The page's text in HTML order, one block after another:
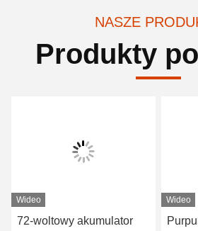
NASZE
Produkty
Wideo
72-woltowy akumulator
Wideo